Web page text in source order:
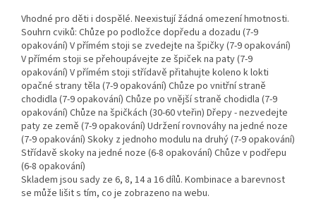
Vhodné pro děti i dospělé. Neexistují žádná omezení hmotnosti.
Souhrn cviků: Chůze po podložce dopředu a dozadu (7-9
opakování) V přímém stoji se zvedejte na špičky (7-9 opakování)
V přímém stoji se přehoupávejte ze špiček na paty (7-9
opakování) V přímém stoji střídavě přitahujte koleno k lokti
opačné strany těla (7-9 opakování) Chůze po vnitřní straně
chodidla (7-9 opakování) Chůze po vnější straně chodidla (7-9
opakování) Chůze na špičkách (30-60 vteřin) Dřepy - nezvedejte
paty ze země (7-9 opakování) Udržení rovnováhy na jedné noze
(7-9 opakování) Skoky z jednoho modulu na druhý (7-9 opakování)
Střídavě skoky na jedné noze (6-8 opakování) Chůze v podřepu
(6-8 opakování)
Skladem jsou sady ze 6, 8, 14 a 16 dílů. Kombinace a barevnost
se může lišit s tím, co je zobrazeno na webu.